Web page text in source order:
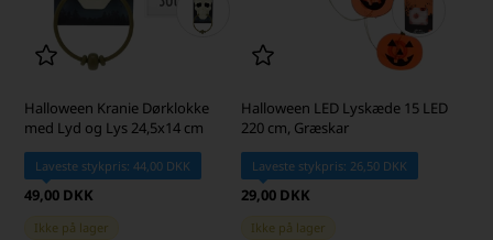
Halloween Kranie Dørklokke
med Lyd og Lys 24,5x14 cm
Laveste stykpris: 44,00 DKK
49,00 DKK
Ikke på lager
Halloween LED Lyskæde 15 LED
220 cm, Græskar
Laveste stykpris: 26,50 DKK
29,00 DKK
Ikke på lager